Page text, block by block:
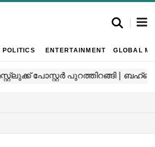
POLITICS ENTERTAINMENT GLOBAL